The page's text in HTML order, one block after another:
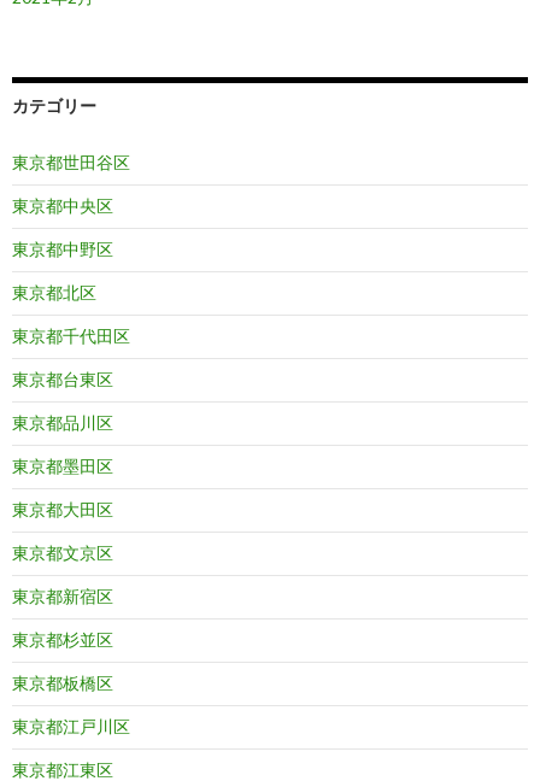
カテゴリー
東京都世田谷区
東京都中央区
東京都中野区
東京都北区
東京都千代田区
東京都台東区
東京都品川区
東京都墨田区
東京都大田区
東京都文京区
東京都新宿区
東京都杉並区
東京都板橋区
東京都江戸川区
東京都江東区